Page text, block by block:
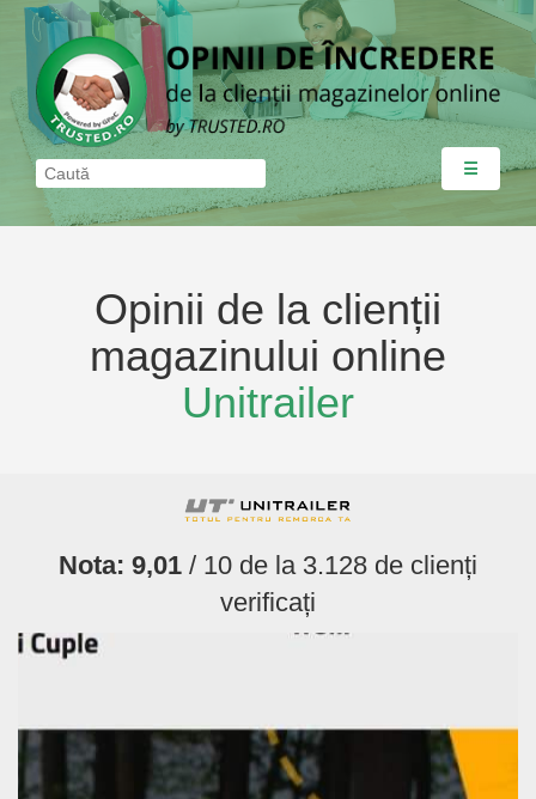
☰
Opinii de la clienții
magazinului online
Unitrailer
Nota: 9,01 / 10 de la 3.128 de clienți
verificați